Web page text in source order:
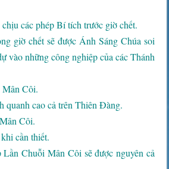
các phép Bí tích trước giờ chết.
giờ chết sẽ được Ánh Sáng Chúa soi
vào những công nghiệp của các Thánh
Mân Côi.
quanh cao cả trên Thiên Đàng.
Côi.
cần thiết.
Chuỗi Mân Côi sẽ được nguyên cả